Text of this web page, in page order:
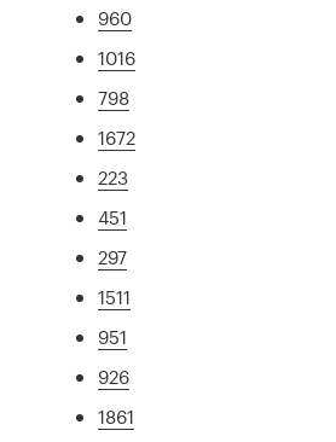
960
1016
798
1672
223
451
297
1511
951
926
1861